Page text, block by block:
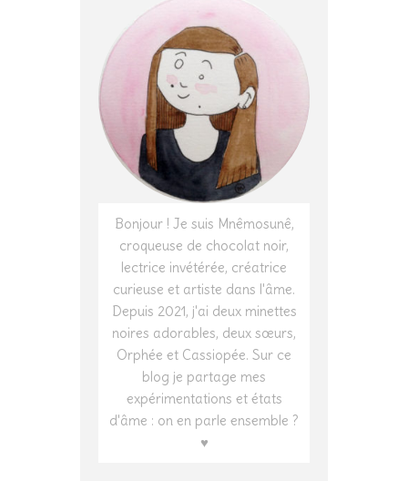
Bonjour ! Je suis Mnêmosunê,
croqueuse de chocolat noir,
lectrice invétérée, créatrice
curieuse et artiste dans l'âme.
Depuis 2021, j'ai deux minettes
noires adorables, deux sœurs,
Orphée et Cassiopée. Sur ce
blog je partage mes
expérimentations et états
d'âme : on en parle ensemble ?
♥